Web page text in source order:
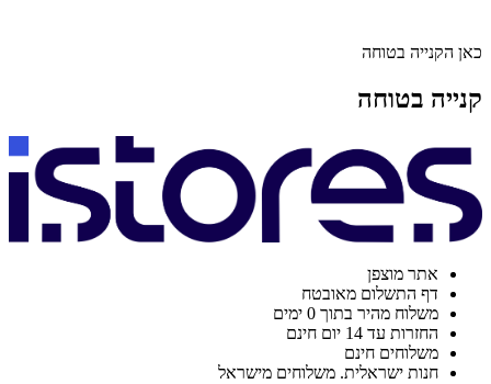
כאן הקנייה בטוחה
קנייה בטוחה
אתר מוצפן
דף התשלום מאובטח
משלוח מהיר בתוך 0 ימים
החזרות עד 14 יום חינם
משלוחים חינם
חנות ישראלית. משלוחים מישראל